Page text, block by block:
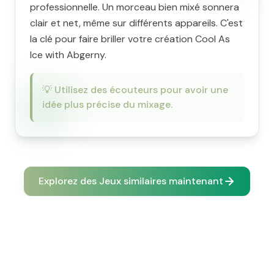
professionnelle. Un morceau bien mixé sonnera
clair et net, même sur différents appareils. C'est
la clé pour faire briller votre création Cool As
Ice with Abgerny.
💡 Utilisez des écouteurs pour avoir une
idée plus précise du mixage.
Explorez des Jeux similaires maintenant